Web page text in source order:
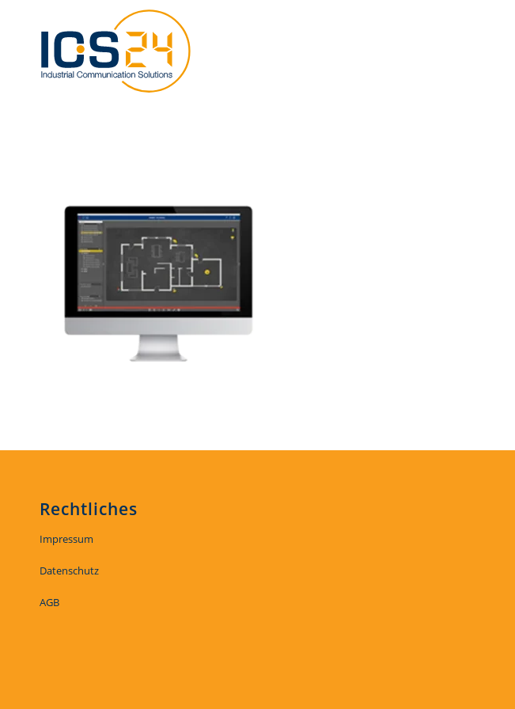
Rechtliches
Impressum
Datenschutz
AGB